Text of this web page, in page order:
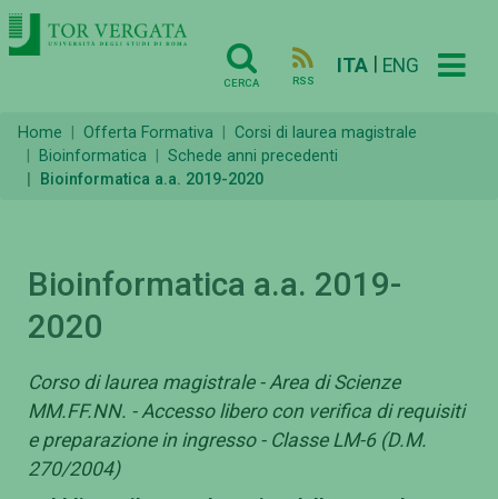
CERCA RSS
ITA ENG
Home Offerta Formativa
Corsi di laurea magistrale
Bioinformatica
Schede anni precedenti
Bioinformatica a.a. 2019-2020
Bioinformatica a.a. 2019-
2020
Corso di laurea magistrale - Area di Scienze
MM.FF.NN. - Accesso libero con verifica di requisiti
e preparazione in ingresso - Classe LM-6 (D.M.
270/2004)